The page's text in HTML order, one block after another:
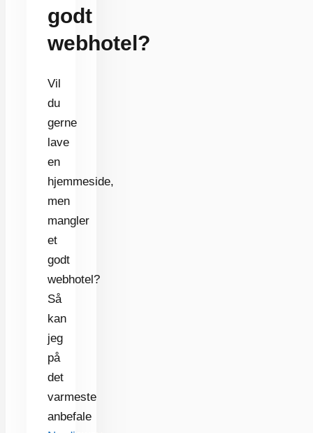
godt
webhotel?
Vil
du
gerne
lave
en
hjemmeside,
men
mangler
et
godt
webhotel?
Så
kan
jeg
på
det
varmeste
anbefale